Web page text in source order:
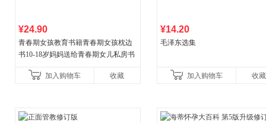
¥24.90
青春期女孩教育书籍青春期女孩枕边
书10-18岁妈妈送给青春期女儿私房书
育女孩发育叛逆期
加入购物车 收藏
¥14.20
毛泽东选集
加入购物车 收藏